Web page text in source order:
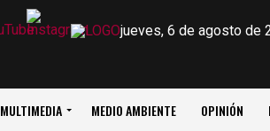
jueves, 6 de agosto de
MULTIMEDIA MEDIO AMBIENTE OPINIÓN